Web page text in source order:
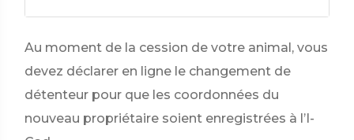
Au moment de la cession de votre animal, vous
devez déclarer en ligne le changement de
détenteur pour que les coordonnées du
nouveau propriétaire soient enregistrées à l’I-